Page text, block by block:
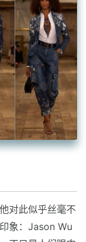
对此似乎丝毫不
象：Jason Wu